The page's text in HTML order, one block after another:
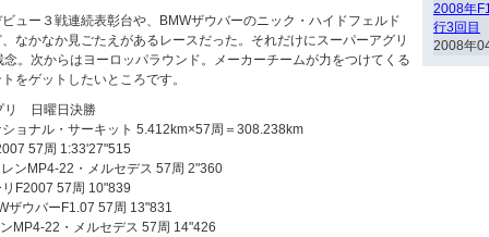
ュー３戦連続表彰台や、BMWザウバーのニック・ハイドフェルド
なかなか見ごたえがあるレースだった。それだけにスーパーアグリ
。次からはヨーロッパラウンド。メーカーチームが力をつけてくる
をゲットしたいところです。
リ 日曜日決勝
ョナル・サーキット 5.412km×57周＝308.238km
57周 1:33'27"515
ンMP4-22・メルセデス 57周 2"360
F2007 57周 10"839
ザウバーF1.07 57周 13"831
MP4-22・メルセデス 57周 14"426
2008年
行3回目
2008年